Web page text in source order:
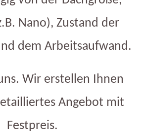
Nano), Zustand der
dem Arbeitsaufwand.
Wir erstellen Ihnen
Angebot mit
Festpreis.